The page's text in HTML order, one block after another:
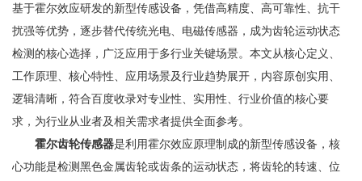
基于霍尔效应研发的新型传感设备，凭借高精度、高可靠性、抗干
扰强等优势，逐步替代传统光电、电磁传感器，成为齿轮运动状态
检测的核心选择，广泛应用于多行业关键场景。本文从核心定义、
工作原理、核心特性、应用场景及行业趋势展开，内容原创实用、
逻辑清晰，符合百度收录对专业性、实用性、行业价值的核心要
求，为行业从业者及相关需求者提供全面参考。
霍尔齿轮传感器是利用霍尔效应原理制成的新型传感设备，核
心功能是检测黑色金属齿轮或齿条的运动状态，将齿轮的转速、位